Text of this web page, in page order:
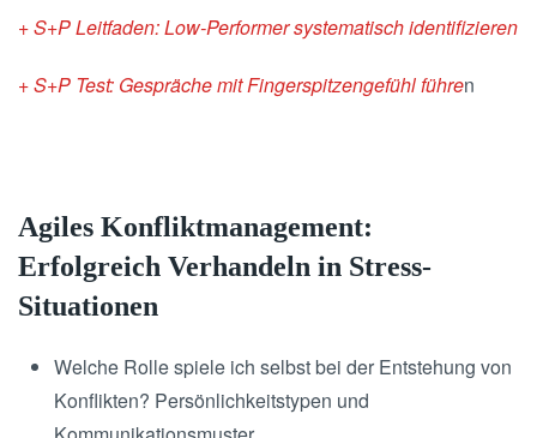
+ S+P Leitfaden: Low-Performer systematisch identifizieren
+ S+P Test: Gespräche mit Fingerspitzengefühl führen
Agiles Konfliktmanagement:
Erfolgreich Verhandeln in Stress-
Situationen
Welche Rolle spiele ich selbst bei der Entstehung von
Konflikten? Persönlichkeitstypen und